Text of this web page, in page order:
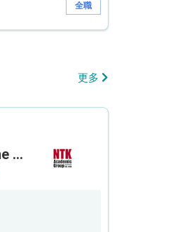
全職
更多
全職中文老師 Full Time Chinese Teacher